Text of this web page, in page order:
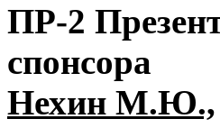
ПР-2
спонсора
Нехин М.Ю.,